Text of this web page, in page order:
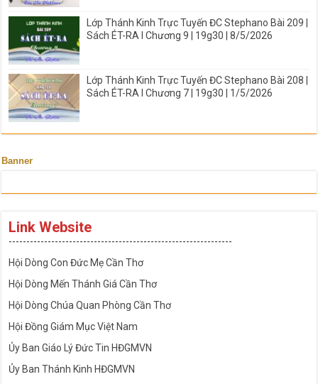
Lớp Thánh Kinh Trực Tuyến ĐC Stephano Bài 209 |
Sách ÉT-RA I Chương 9 | 19g30 | 8/5/2026
Lớp Thánh Kinh Trực Tuyến ĐC Stephano Bài 208 |
Sách ÉT-RA I Chương 7 | 19g30 | 1/5/2026
Banner
Link Website
---------------------------------------------------------------
Hội Dòng Con Đức Mẹ Cần Thơ
Hội Dòng Mến Thánh Giá Cần Thơ
Hội Dòng Chúa Quan Phòng Cần Thơ
Hội Đồng Giám Mục Việt Nam
Ủy Ban Giáo Lý Đức Tin HĐGMVN
Ủy Ban Thánh Kinh HĐGMVN